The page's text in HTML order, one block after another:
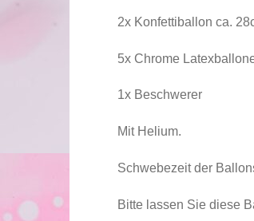
2x Konfettiballon ca.
5x Chrome
1x Beschwerer
Mit Helium.
Schwebezeit der
Bitte lassen Sie diese